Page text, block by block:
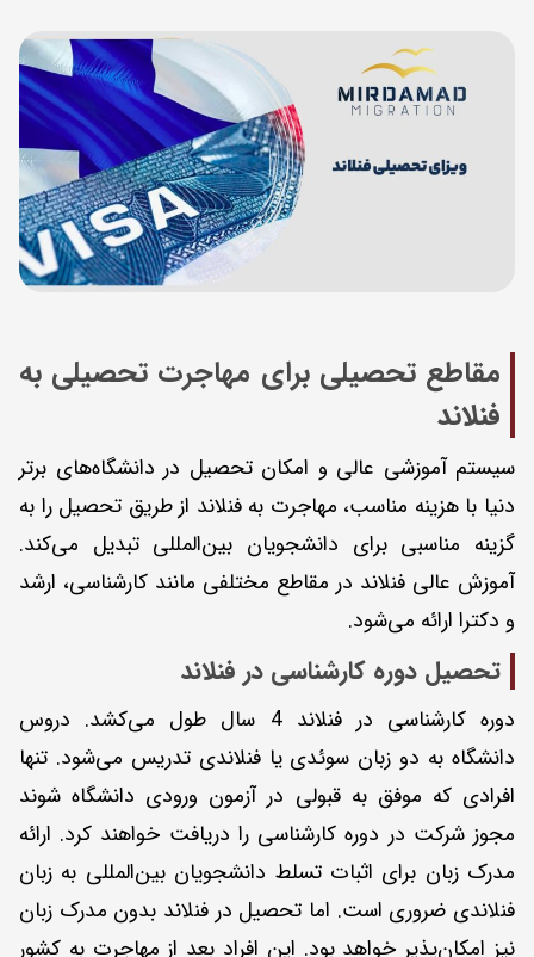
مقاطع تحصیلی برای مهاجرت تحصیلی به
فنلاند
سیستم آموزشی عالی و امکان تحصیل در دانشگاه‌های برتر
دنیا با هزینه مناسب، مهاجرت به فنلاند از طریق تحصیل را به
گزینه مناسبی برای دانشجویان بین‌المللی تبدیل می‌کند.
آموزش عالی فنلاند در مقاطع مختلفی مانند کارشناسی، ارشد
و دکترا ارائه می‌شود.
تحصیل دوره کارشناسی در فنلاند
دوره کارشناسی در فنلاند 4 سال طول می‌کشد. دروس
دانشگاه به دو زبان سوئدی یا فنلاندی تدریس می‌شود. تنها
افرادی که موفق به قبولی در آزمون ورودی دانشگاه شوند
مجوز شرکت در دوره کارشناسی را دریافت خواهند کرد. ارائه
مدرک زبان برای اثبات تسلط دانشجویان بین‌المللی به زبان
فنلاندی ضروری است. اما تحصیل در فنلاند بدون مدرک زبان
نیز امکان‌پذیر خواهد بود. این افراد بعد از مهاجرت به کشور